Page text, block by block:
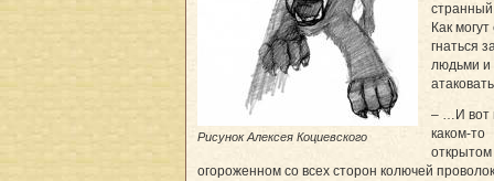
Рисунок Алексея Коциевского
Как
гнаться
людьми и
– …И вот
каком-то
огороженном со всех сторон колючей